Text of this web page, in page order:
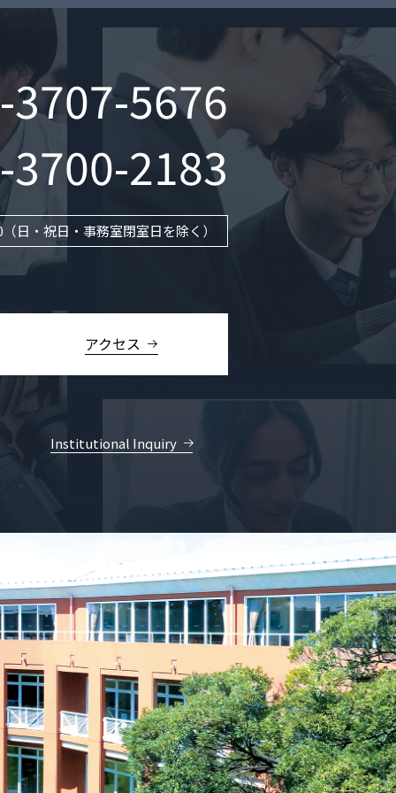
3707-5676
3700-2183
（日・祝日・事務室閉室日を除く）
アクセス
Institutional Inquiry